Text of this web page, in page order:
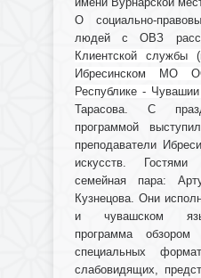
О социально-
людей с ОВЗ
Клиентской службы
Ибресинском МО
Республике - Чувашии
Тарасова. С
программой
преподаватели
искусств. Гостями
семейная пара:
Кузнецова. Они
и чувашском
программа
специальных
слабовидящих,